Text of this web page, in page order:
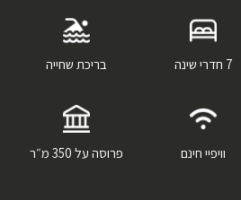
7 חדרי שינה בריכת שחייה
וויפיי חינם פרוסה על 350 מ״ר